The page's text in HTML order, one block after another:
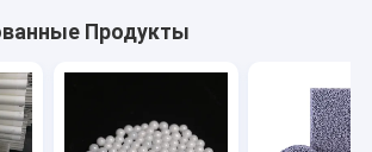
Продукты